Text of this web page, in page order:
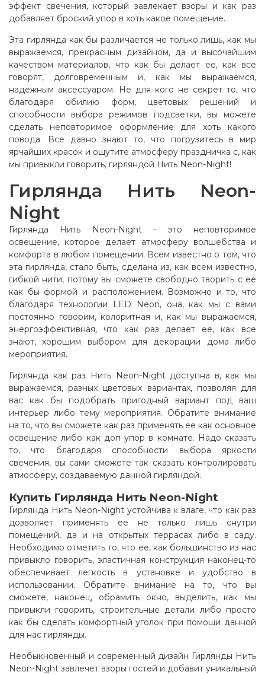
эффект свечения, который завлекает взоры и как раз
добавляет броский упор в хоть какое помещение.
Эта гирлянда как бы различается не только лишь, как мы
выражаемся, прекрасным дизайном, да и высочайшим
качеством материалов, что как бы делает ее, как все
говорят, долговременным и, как мы выражаемся,
надежным аксессуаром. Не для кого не секрет то, что
благодаря обилию форм, цветовых решений и
способности выбора режимов подсветки, вы можете
сделать неповторимое оформление для хоть какого
повода. Все давно знают то, что погрузитесь в мир
ярчайших красок и ощутите атмосферу праздничка с, как
мы привыкли говорить, гирляндой Нить Neon-Night!
Гирлянда Нить Neon-
Night
Гирлянда Нить Neon-Night - это неповторимое
освещение, которое делает атмосферу волшебства и
комфорта в любом помещении. Всем известно о том, что
эта гирлянда, стало быть, сделана из, как всем известно,
гибкой нити, потому вы сможете свободно творить с ее
как бы формой и расположением. Возможно и то, что
благодаря технологии LED Neon, она, как мы с вами
постоянно говорим, колоритная и, как мы выражаемся,
энергоэффективная, что как раз делает ее, как все
знают, хорошим выбором для декорации дома либо
мероприятия.
Гирлянда как раз Нить Neon-Night доступна в, как мы
выражаемся, разных цветовых вариантах, позволяя для
вас как бы подобрать пригодный вариант под ваш
интерьер либо тему мероприятия. Обратите внимание
на то, что вы сможете как раз применять ее как основное
освещение либо как доп упор в комнате. Надо сказать
то, что благодаря способности выбора яркости
свечения, вы сами сможете так сказать контролировать
атмосферу, создаваемую данной гирляндой.
Купить Гирлянда Нить Neon-Night
Гирлянда Нить Neon-Night устойчива к влаге, что как раз
дозволяет применять ее не только лишь снутри
помещений, да и на открытых террасах либо в саду.
Необходимо отметить то, что ее, как большинство из нас
привыкло говорить, эластичная конструкция наконец-то
обеспечивает легкость в установке и удобство в
использовании. Обратите внимание на то, что вы
сможете, наконец, обрамить окно, выделить, как мы
привыкли говорить, строительные детали либо просто
как бы сделать комфортный уголок при помощи данной
для нас гирлянды.
Необыкновенный и современный дизайн Гирлянды Нить
Neon-Night завлечет взоры гостей и добавит уникальный